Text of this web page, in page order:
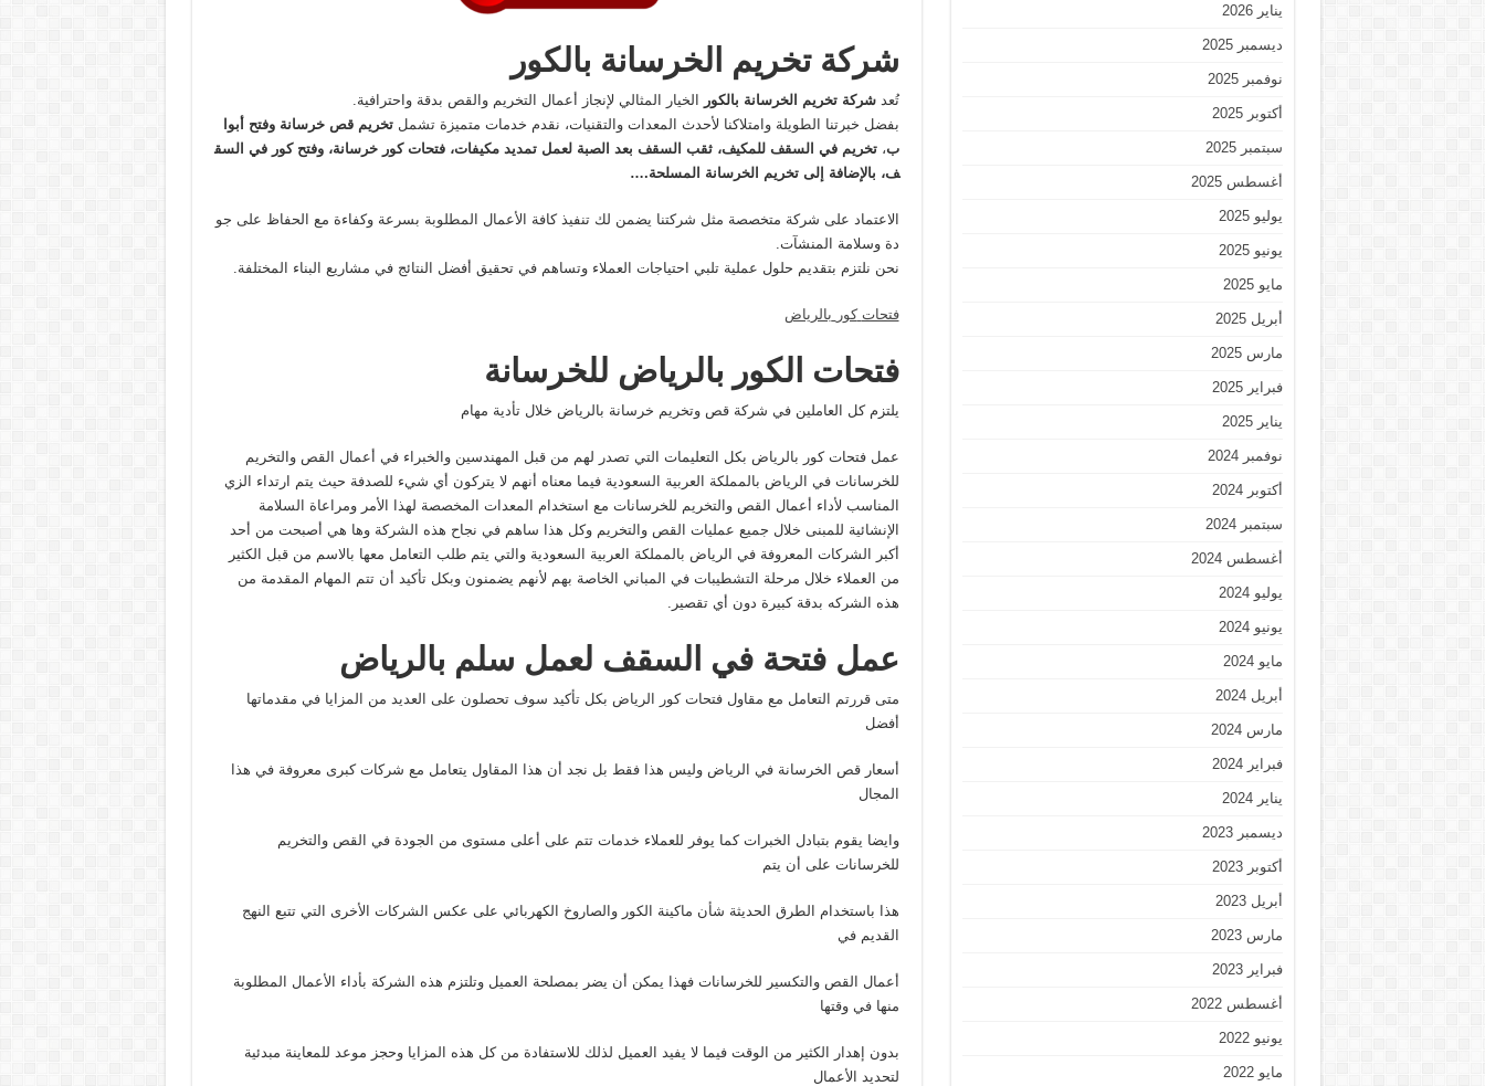
شركة تخريم الخرسانة بالكور
تُعد شركة تخريم الخرسانة بالكور
الخيار المثالي لإنجاز أعمال التخريم والقص بدقة واحترافية.
بفضل خبرتنا الطويلة وامتلاكنا لأحدث المعدات والتقنيات، نقدم خدمات متميزة تشملتخريم قص خرسانة وفتح أبوا
ب، تخريم في السقف للمكيف، ثقب السقف بعد الصبة لعمل تمديد مكيفات، فتحات كور خرسانة، وفتح كور في السق
ف، بالإضافة إلى تخريم الخرسانة المسلحة.
…
الاعتماد على شركة متخصصة مثل شركتنا يضمن لك تنفيذ كافة الأعمال المطلوبة بسرعة وكفاءة مع الحفاظ على جو
دة وسلامة المنشآت.
نحن نلتزم بتقديم حلول عملية تلبي احتياجات العملاء وتساهم في تحقيق أفضل النتائج في مشاريع البناء المختلفة.
فتحات كور بالرياض
فتحات الكور بالرياض للخرسانة
يلتزم كل العاملين في شركة قص وتخريم خرسانة بالرياض خلال تأدية مهام
عمل فتحات كور بالرياض بكل التعليمات التي تصدر لهم من قبل المهندسين والخبراء في أعمال القص والتخريم
للخرسانات في الرياض بالمملكة العربية السعودية فيما معناه أنهم لا يتركون أي شيء للصدفة حيث يتم ارتداء الزي
المناسب لأداء أعمال القص والتخريم للخرسانات مع استخدام المعدات المخصصة لهذا الأمر ومراعاة السلامة
الإنشائية للمبنى خلال جميع عمليات القص والتخريم وكل هذا ساهم في نجاح هذه الشركة وها هي أصبحت من أحد
أكبر الشركات المعروفة في الرياض بالمملكة العربية السعودية والتي يتم طلب التعامل معها بالاسم من قبل الكثير
من العملاء خلال مرحلة التشطيبات في المباني الخاصة بهم لأنهم يضمنون وبكل تأكيد أن تتم المهام المقدمة من
هذه الشركه بدقة كبيرة دون أي تقصير.
عمل فتحة في السقف لعمل سلم بالرياض
متى قررتم التعامل مع مقاول فتحات كور الرياض بكل تأكيد سوف تحصلون على العديد من المزايا في مقدماتها
أفضل
أسعار قص الخرسانة في الرياض وليس هذا فقط بل نجد أن هذا المقاول يتعامل مع شركات كبرى معروفة في هذا
المجال
وايضا يقوم بتبادل الخبرات كما يوفر للعملاء خدمات تتم على أعلى مستوى من الجودة في القص والتخريم
للخرسانات على أن يتم
هذا باستخدام الطرق الحديثة شأن ماكينة الكور والصاروخ الكهربائي على عكس الشركات الأخرى التي تتبع النهج
القديم في
أعمال القص والتكسير للخرسانات فهذا يمكن أن يضر بمصلحة العميل وتلتزم هذه الشركة بأداء الأعمال المطلوبة
منها في وقتها
بدون إهدار الكثير من الوقت فيما لا يفيد العميل لذلك للاستفادة من كل هذه المزايا وحجز موعد للمعاينة مبدئية
لتحديد الأعمال
يناير 2026
ديسمبر 2025
نوفمبر 2025
أكتوبر 2025
سبتمبر 2025
أغسطس 2025
يوليو 2025
يونيو 2025
مايو 2025
أبريل 2025
مارس 2025
فبراير 2025
يناير 2025
نوفمبر 2024
أكتوبر 2024
سبتمبر 2024
أغسطس 2024
يوليو 2024
يونيو 2024
مايو 2024
أبريل 2024
مارس 2024
فبراير 2024
يناير 2024
ديسمبر 2023
أكتوبر 2023
أبريل 2023
مارس 2023
فبراير 2023
أغسطس 2022
يونيو 2022
مايو 2022